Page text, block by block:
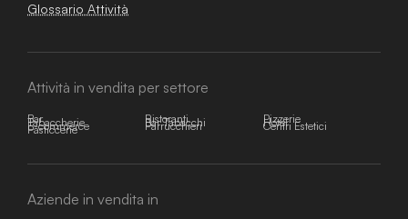
Glossario Attività
Attività in vendita per settore
Bar Ristoranti Pizzerie
Tabaccherie Bar Tabacchi Hotel
E-commerce Parrucchieri Centri Estetici
Pasticcerie
Aziende in vendita in